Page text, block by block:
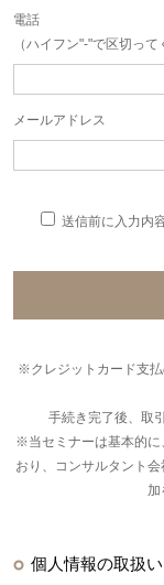
電話
（ハイフン"-"で区切って
メールアドレス
送信前に入力内
※クレジットカード支
手続き完了後、取
※当セミナーは基本的に
おり、コンサルタント
加
個人情報の取扱